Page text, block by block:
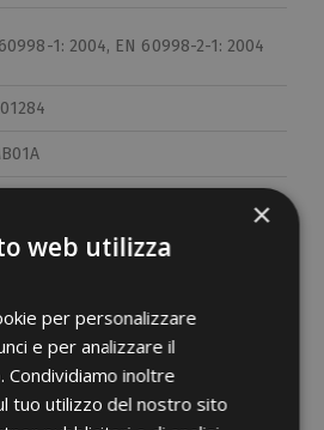
1: 2004, EN 60998-2-1: 2004
PDF
×
web utilizza
per personalizzare
e per analizzare il
inoltre
tuo utilizzo del nostro sito